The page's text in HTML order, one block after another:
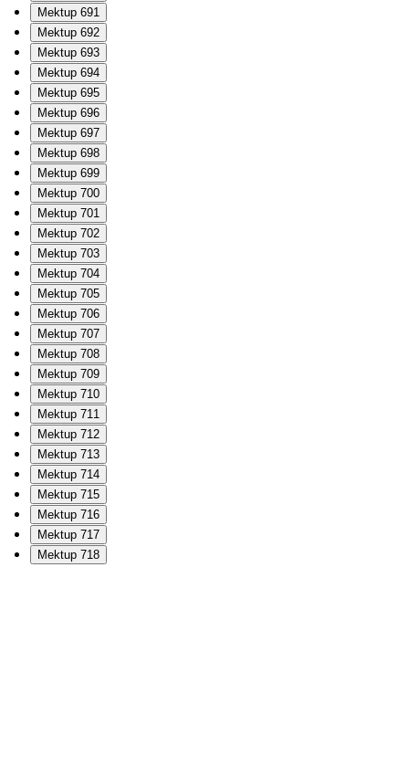
Mektup 691
Mektup 692
Mektup 693
Mektup 694
Mektup 695
Mektup 696
Mektup 697
Mektup 698
Mektup 699
Mektup 700
Mektup 701
Mektup 702
Mektup 703
Mektup 704
Mektup 705
Mektup 706
Mektup 707
Mektup 708
Mektup 709
Mektup 710
Mektup 711
Mektup 712
Mektup 713
Mektup 714
Mektup 715
Mektup 716
Mektup 717
Mektup 718